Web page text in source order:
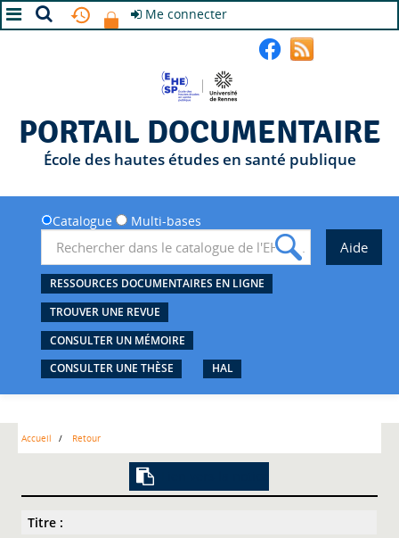
Me connecter
PORTAIL DOCUMENTAIRE
École des hautes études en santé publique
Catalogue Multi-bases
RESSOURCES DOCUMENTAIRES EN LIGNE
TROUVER UNE REVUE
CONSULTER UN MÉMOIRE
CONSULTER UNE THÈSE
HAL
Accueil Retour
Titre :